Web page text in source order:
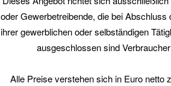
oder Gewerbetreibende, die bei
ihrer gewerblichen oder selbständigen
ausgeschlossen sind
Alle Preise verstehen sich in Euro netto